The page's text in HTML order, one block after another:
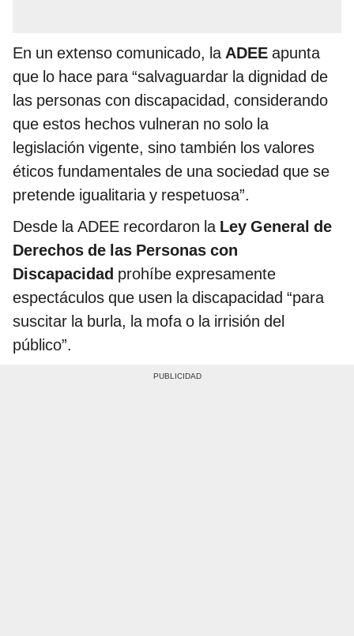
En un extenso comunicado, laADEE apunta
que lo hace para “salvaguardar la dignidad de
las personas con discapacidad, considerando
que estos hechos vulneran no solo la
legislación vigente, sino también los valores
éticos fundamentales de una sociedad que se
pretende igualitaria y respetuosa”.
Desde la ADEE recordaron la Ley General de
Derechos de las Personas con
Discapacidad prohíbe expresamente
espectáculos que usen la discapacidad “para
suscitar la burla, la mofa o la irrisión del
público”.